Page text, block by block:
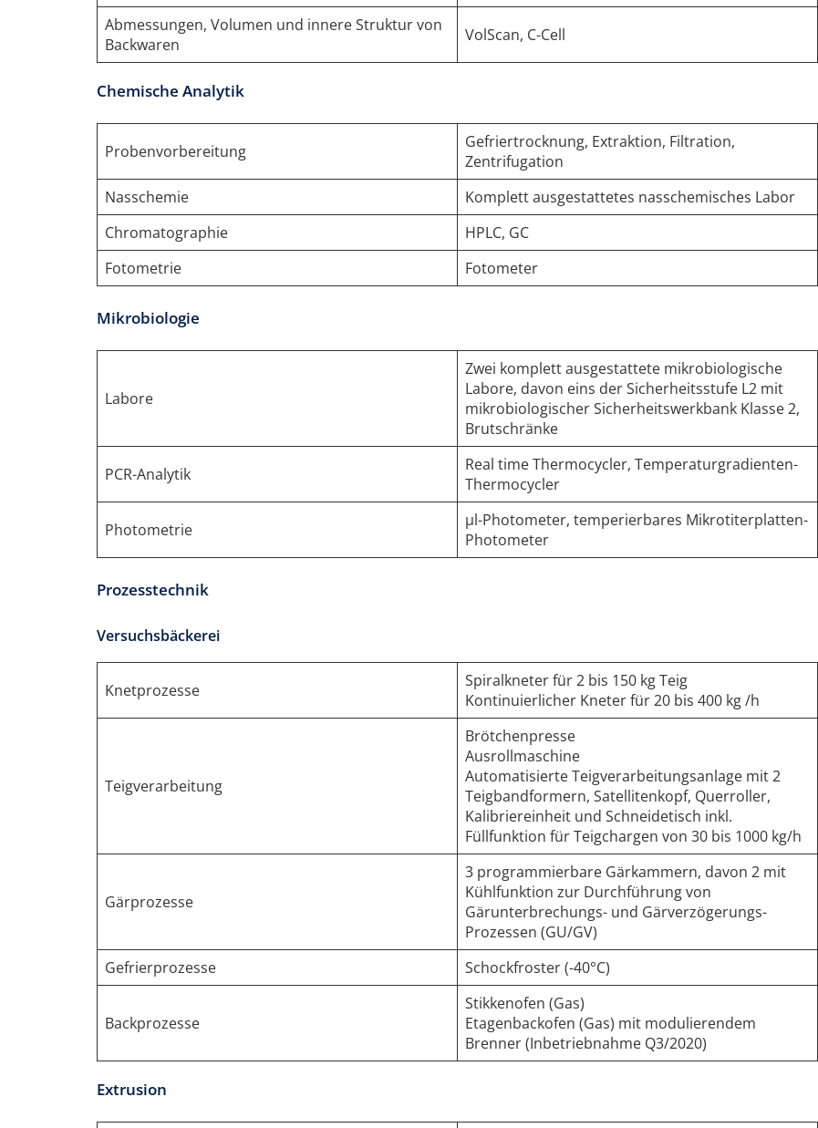
Abmessungen, Volumen und innere Struktur von
Backwaren
VolScan, C-Cell
Chemische Analytik
Probenvorbereitung
Gefriertrocknung, Extraktion, Filtration,
Zentrifugation
Nasschemie
Komplett ausgestattetes nasschemisches Labor
Chromatographie
HPLC, GC
Fotometrie
Fotometer
Mikrobiologie
Labore
Zwei komplett ausgestattete mikrobiologische
Labore, davon eins der Sicherheitsstufe L2 mit
mikrobiologischer Sicherheitswerkbank Klasse 2,
Brutschränke
PCR-Analytik
Real time Thermocycler, Temperaturgradienten-
Thermocycler
Photometrie
µl-Photometer, temperierbares Mikrotiterplatten-
Photometer
Prozesstechnik
Versuchsbäckerei
Knetprozesse
Spiralkneter für 2 bis 150 kg Teig
Kontinuierlicher Kneter für 20 bis 400 kg /h
Teigverarbeitung
Brötchenpresse
Ausrollmaschine
Automatisierte Teigverarbeitungsanlage mit 2
Teigbandformern, Satellitenkopf, Querroller,
Kalibriereinheit und Schneidetisch inkl.
Füllfunktion für Teigchargen von 30 bis 1000 kg/h
Gärprozesse
3 programmierbare Gärkammern, davon 2 mit
Kühlfunktion zur Durchführung von
Gärunterbrechungs- und Gärverzögerungs-
Prozessen (GU/GV)
Gefrierprozesse
Schockfroster (-40°C)
Backprozesse
Stikkenofen (Gas)
Etagenbackofen (Gas) mit modulierendem
Brenner (Inbetriebnahme Q3/2020)
Extrusion